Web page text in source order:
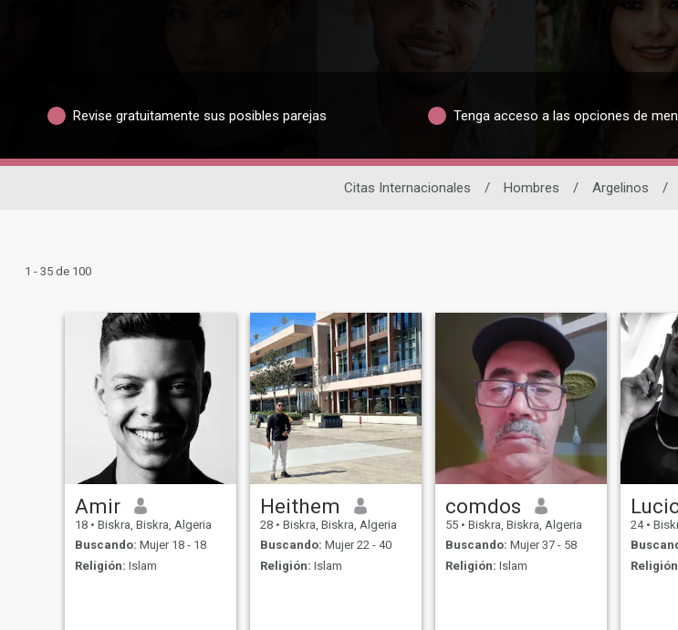
Revise gratuitamente sus posibles parejas Tenga acceso a las opciones de
Citas Internacionales / Hombres / Argelinos /
1 - 35 de 100
Amir
18 • Biskra, Biskra, Algeria
Buscando: Mujer 18 - 18
Religión: Islam
Heithem
28 • Biskra, Biskra, Algeria
Buscando: Mujer 22 - 40
Religión: Islam
comdos
55 • Biskra, Biskra, Algeria
Buscando: Mujer 37 - 58
Religión: Islam
24 •